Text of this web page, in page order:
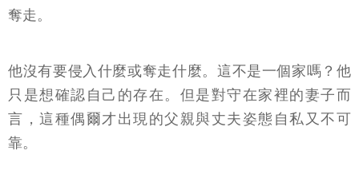
奪走。
他沒有要侵入什麼或奪走什麼。這不是一個家嗎？他
只是想確認自己的存在。但是對守在家裡的妻子而
言，這種偶爾才出現的父親與丈夫姿態自私又不可
靠。